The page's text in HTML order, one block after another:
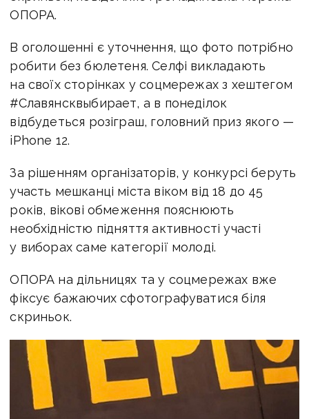
ОПОРА.
В оголошенні є уточнення, що фото потрібно
робити без бюлетеня. Селфі викладають
на своїх сторінках у соцмережах з хештегом
#Славянсквыбирает, а в понеділок
відбудеться розіграш, головний приз якого —
iPhone 12.
За рішенням організаторів, у конкурсі беруть
участь мешканці міста віком від 18 до 45
років, вікові обмеження пояснюють
необхідністю підняття активності участі
у виборах саме категорії молоді.
ОПОРА на дільницях та у соцмережах вже
фіксує бажаючих сфотографуватися біля
скриньок.